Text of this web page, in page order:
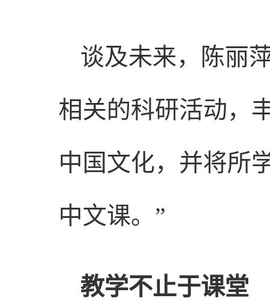
谈及未来，陈丽
相关的科研活动，
中国文化，并将所
中文课。”
教学不止于课堂